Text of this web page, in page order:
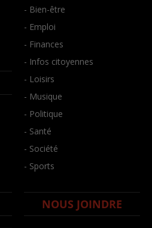
- Bien-être
- Emploi
- Finances
- Infos citoyennes
- Loisirs
- Musique
- Politique
- Santé
- Société
- Sports
NOUS JOINDRE